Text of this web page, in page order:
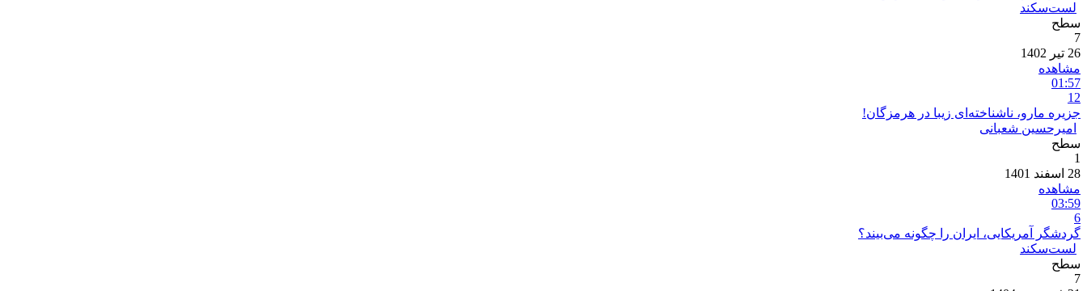
لست‌سکند
سطح
7
26 تیر 1402
مشاهده
01:57
12
جزیره مارو، ناشناخته‌ای زیبا در هرمزگان!
امیرحسین شعبانی
سطح
1
28 اسفند 1401
مشاهده
03:59
6
گردشگر آمریکایی، ایران را چگونه می‌بیند؟
لست‌سکند
سطح
7